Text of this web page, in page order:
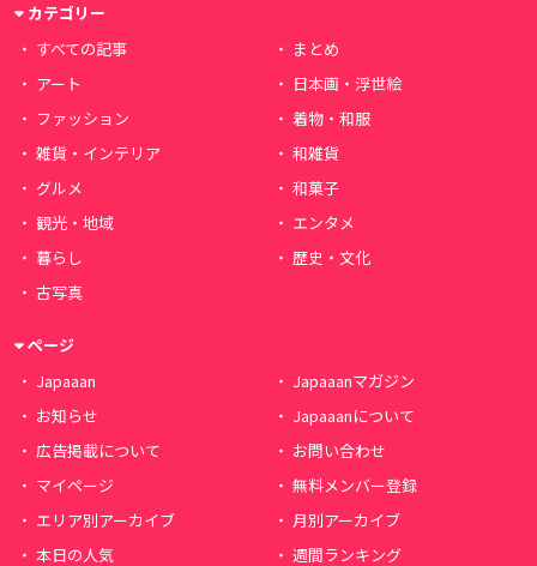
カテゴリー
すべての記事
まとめ
アート
日本画・浮世絵
ファッション
着物・和服
雑貨・インテリア
和雑貨
グルメ
和菓子
観光・地域
エンタメ
暮らし
歴史・文化
古写真
ページ
Japaaan
Japaaanマガジン
お知らせ
Japaaanについて
広告掲載について
お問い合わせ
マイページ
無料メンバー登録
エリア別アーカイブ
月別アーカイブ
本日の人気
週間ランキング